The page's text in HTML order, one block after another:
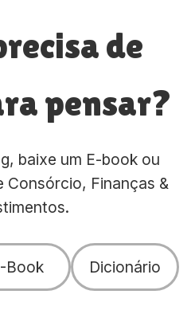
de
pensar?
baixe um E-book ou
Consórcio, Finanças &
Book Dicionário